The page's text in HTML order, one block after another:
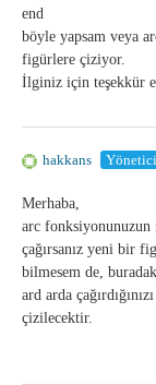
end
böyle yapsam veya
figürlere çiziyor.
İlginiz için teşekkür
hakkans Yönetici
Merhaba,
arc
çağırsanız yeni bir
bilmesem de,
ard arda
çizilecektir.